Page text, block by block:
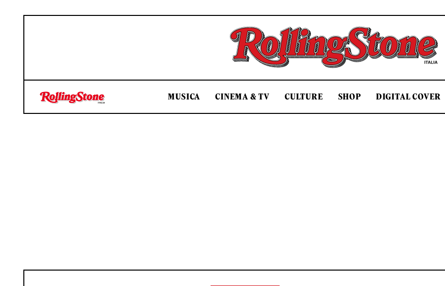
Rolling Stone Italia
MUSICA CINEMA & TV CULTURE SHOP DIGITAL COVER